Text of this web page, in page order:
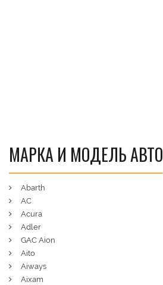
МАРКА И МОДЕЛЬ АВТО
Abarth
AC
Acura
Adler
GAC Aion
Aito
Aiways
Aixam